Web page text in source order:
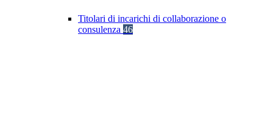
Titolari di incarichi di collaborazione o
consulenza 46